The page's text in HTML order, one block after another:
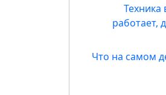
Техника
работает,
Что на самом